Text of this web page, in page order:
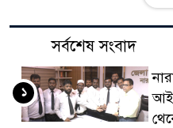
সর্বশেষ সংবাদ
১